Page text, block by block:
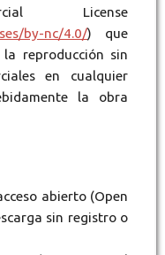
License
by-nc/4.0/) que
reproducción sin
en cualquier
la obra
abierto (Open
sin registro o